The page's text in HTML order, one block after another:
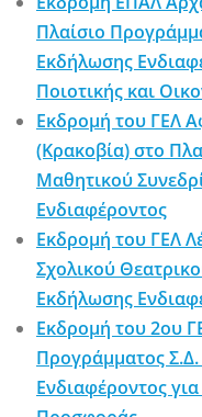
Πλαίσιο
Εκδήλωσης
Ποιοτικής και
Εκδρομή του ΓΕΛ
(Κρακοβία) στο
Μαθητικού
Ενδιαφέροντος
Εκδρομή του ΓΕΛ
Σχολικού
Εκδήλωσης
Εκδρομή του 2ου
Προγράμματος
Ενδιαφέροντος